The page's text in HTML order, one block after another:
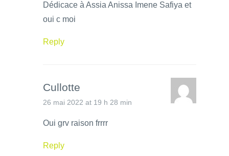
Dédicace à Assia Anissa Imene Safiya et
oui c moi
Reply
Cullotte
26 mai 2022 at 19 h 28 min
Oui grv raison frrrr
Reply